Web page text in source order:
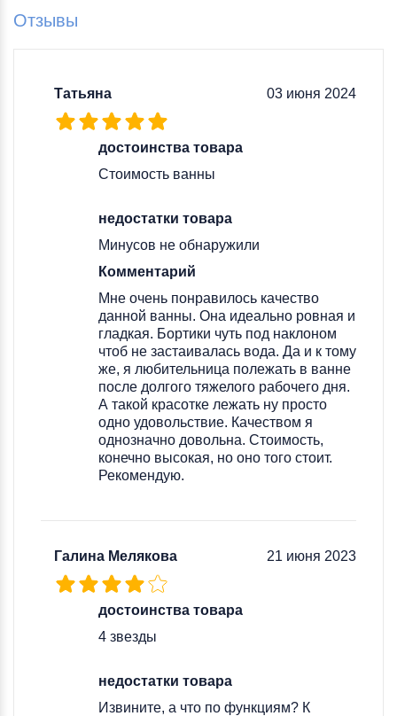
Отзывы
Татьяна 03 июня 2024
достоинства товара
Стоимость ванны
недостатки товара
Минусов не обнаружили
Комментарий
Мне очень понравилось качество
данной ванны. Она идеально ровная и
гладкая. Бортики чуть под наклоном
чтоб не застаивалась вода. Да и к тому
же, я любительница полежать в ванне
после долгого тяжелого рабочего дня.
А такой красотке лежать ну просто
одно удовольствие. Качеством я
однозначно довольна. Стоимость,
конечно высокая, но оно того стоит.
Рекомендую.
Галина Мелякова 21 июня 2023
достоинства товара
4 звезды
недостатки товара
Извините, а что по функциям? К